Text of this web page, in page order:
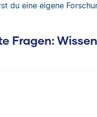
du eine eigene
Fragen: